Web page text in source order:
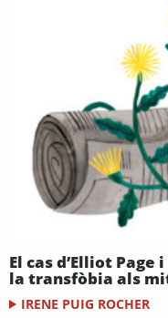
El cas d’Elliot Page
la transfòbia als
IRENE PUIG ROCHER